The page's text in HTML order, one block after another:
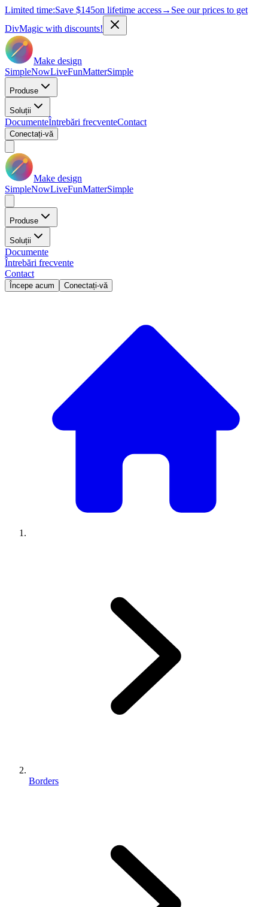
Limited time:Save $145on lifetime access→ See our prices to get
DivMagic with discounts!
Make design
SimpleNowLiveFunMatterSimple
Produse
Soluții
DocumenteÎntrebări frecventeContact
Conectați-vă
Make design
SimpleNowLiveFunMatterSimple
Produse
Soluții
Documente
Întrebări frecvente
Contact
Începe acum Conectați-vă
Borders